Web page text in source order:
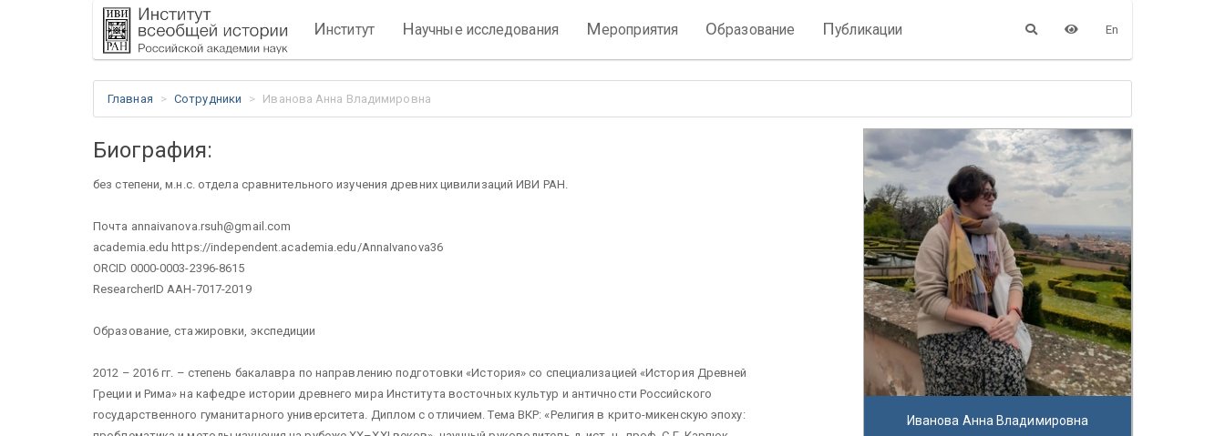
Институт Научные исследования Мероприятия Образование Публикации En
Главная Сотрудники Иванова Анна Владимировна
Биография:
без степени, м.н.с. отдела сравнительного изучения древних цивилизаций ИВИ РАН.
Почта annaivanova.rsuh@gmail.com
academia.edu https://independent.academia.edu/AnnaIvanova36
ORCID 0000-0003-2396-8615
ResearcherID AAH-7017-2019
Образование, стажировки, экспедиции
2012 – 2016 гг. – степень бакалавра по направлению подготовки «История» со специализацией «История Древней
Греции и Рима» на кафедре истории древнего мира Института восточных культур и античности Российского
государственного гуманитарного университета. Диплом с отличием. Тема ВКР: «Религия в крито-микенскую эпоху:
Иванова Анна Владимировна